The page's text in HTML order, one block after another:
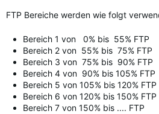
FTP Bereiche werden wie folgt
Bereich 1 von 0% bis 55% FTP
Bereich 2 von 55% bis 75% FTP
Bereich 3 von 75% bis 90% FTP
Bereich 4 von 90% bis 105% FTP
Bereich 5 von 105% bis 120% FTP
Bereich 6 von 120% bis 150% FTP
Bereich 7 von 150% bis .... FTP